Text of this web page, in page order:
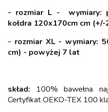
- rozmiar L - wymiary:
kołdra 120x170cm cm
- rozmiar XL - wymiary:
cm) - powyżej 7 lat
skład: 100% bawełna
Certyfikat OEKO-TEX 100